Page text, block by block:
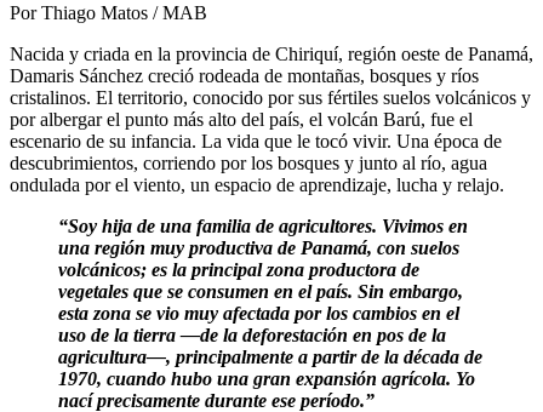
Por Thiago Matos / MAB
Nacida y criada en la provincia de Chiriquí, región oeste de Panamá,
Damaris Sánchez creció rodeada de montañas, bosques y ríos
cristalinos. El territorio, conocido por sus fértiles suelos volcánicos y
por albergar el punto más alto del país, el volcán Barú, fue el
escenario de su infancia. La vida que le tocó vivir. Una época de
descubrimientos, corriendo por los bosques y junto al río, agua
ondulada por el viento, un espacio de aprendizaje, lucha y relajo.
“Soy hija de una familia de agricultores. Vivimos en
una región muy productiva de Panamá, con suelos
volcánicos; es la principal zona productora de
vegetales que se consumen en el país. Sin embargo,
esta zona se vio muy afectada por los cambios en el
uso de la tierra —de la deforestación en pos de la
agricultura—, principalmente a partir de la década de
1970, cuando hubo una gran expansión agrícola. Yo
nací precisamente durante ese período.”